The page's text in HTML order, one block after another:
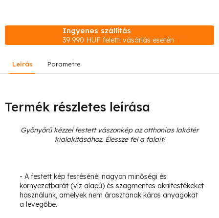
Ingyenes szállítás
39 990 HUF feletti vásárlás esetén
Leírás Parametre
Termék részletes leírása
Gyönyörű kézzel festett vászonkép az otthonias lakótér
kialakításához. Élessze fel a falait!
- A festett kép festésénél nagyon minőségi és
környezetbarát (víz alapú) és szagmentes akrilfestékeket
használunk, amelyek nem árasztanak káros anyagokat
a levegőbe.